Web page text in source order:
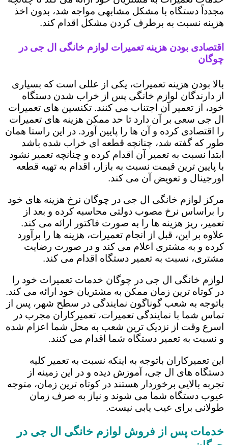
مجدداً دستگاه با مشکل مشابهی مواجه شد، بدون اخذ
هزینه نسبت به برطرف کردن مشکل اقدام کند.
اقتصادی بودن هزینه تعمیرات لوازم خانگی ال جی در
چوگان
بالا بودن هزینه تعمیرات، یکی از عللی است که بسیاری
از دارندگان لوازم خانگی پس از خراب شدن دستگاه
خود، از تعمیر آن اجتناب می کنند. تکنسین های تعمیرات
ال جی سعی بر آن دارد تا حد ممکن هزینه های تعمیرات
را اقتصادی کرده و آن ها را پایین آورد. در این راستا همان
طور که گفته شد، چنانچه قطعه ای خراب شده باشد
ابتدا نسبت به تعمیر آن اقدام کرده و چنانچه تعمیر نشود
با پایین ترین قیمت نسبت به بازار، اقدام به تهیه قطعه
اورجینال و تعویض آن می کند.
مرکز لوازم خانگی ال جی در چوگان نرخ هزینه های خود
را براساس نرخ مصوب دولتی محاسبه کرده و بعد از
تعمیر، ریز هزینه ها را به صورت فاکتور ارائه می کند.
علاوه بر این، قبل از انجام تعمیرات، هزینه ها را برآورد
کرده و به مشتری اعلام می کند و در صورت رضایت
مشتری، نسبت به تعمیر دستگاه اقدام می کند.
لوازم خانگی ال جی در چوگان خدمات تعمیرات خود را
در کوتاه ترین زمان ممکن به مشتریان خود ارائه می کند.
باتوجه به شعب گوناگون نمایندگی در سطح شهر، پس از
تماس شما با نمایندگی تعمیرات، تعمیرکاران مجرب در
اسرع وقت از نزدیک ترین شعب به محل شما اعزام شده
و نسبت به تعمیر دستگاه شما اقدام می کنند.
این تعمیرکاران باتوجه به اینکه نسبت به تعمیر کلیه
دستگاه های ال جی، آموزش دیده و در این زمینه از
تجربه بالایی برخوردار هستند در کوتاه ترین زمان، متوجه
عیوب دستگاه شما می شوند و نیاز به صرف زمان
طولانی برای عیب یابی نیست.
خدمات پس از فروش لوازم خانگی ال جی در